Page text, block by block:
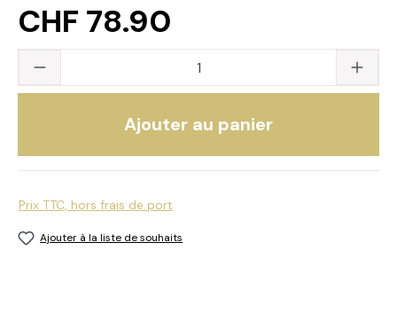
CHF 78.90
Quantité du produit : saisissez la valeur
Ajouter au panier
Prix TTC, hors frais de port
Ajouter à la liste de souhaits